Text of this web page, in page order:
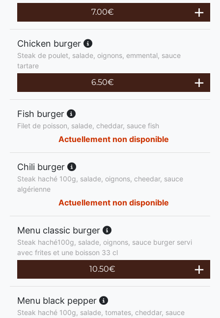
7.00€
Chicken burger
Steak de poulet, salade, oignons, emmental, sauce
tartare
6.50€
Fish burger
Filet de poisson, salade, cheddar, sauce fish
Actuellement non disponible
Chili burger
Steak haché 100g, salade, oignons, cheedar, sauce
algérienne
Actuellement non disponible
Menu classic burger
Steak haché100g, salade, oignons, sauce burger servi
avec frites et une boisson 33 cl
10.50€
Menu black pepper
Steak haché 100g, salade, tomates, cheddar, sauce